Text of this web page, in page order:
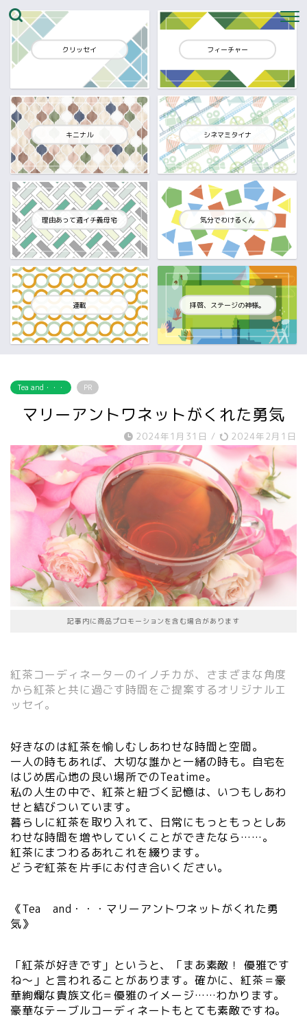
クリッセイ フィーチャー
キニナル シネマミタイナ
理由あって週イチ義母宅 気分でわけるくん
連載 拝啓、ステージの神様。
Tea and・・・ PR
マリーアントワネットがくれた勇気
2024年1月31日 / 2024年2月1日
記事内に商品プロモーションを含む場合があります
紅茶コーディネーターのイノチカが、さまざまな角度
から紅茶と共に過ごす時間をご提案するオリジナルエ
ッセイ。
好きなのは紅茶を愉しむしあわせな時間と空間。
一人の時もあれば、大切な誰かと一緒の時も。自宅を
はじめ居心地の良い場所でのTeatime。
私の人生の中で、紅茶と紐づく記憶は、いつもしあわ
せと結びついています。
暮らしに紅茶を取り入れて、日常にもっともっとしあ
わせな時間を増やしていくことができたなら……。
紅茶にまつわるあれこれを綴ります。
どうぞ紅茶を片手にお付き合いください。
《Tea and・・・マリーアントワネットがくれた勇
気》
「紅茶が好きです」というと、「まあ素敵！ 優雅です
ね～」と言われることがあります。確かに、紅茶＝豪
華絢爛な貴族文化＝優雅のイメージ……わかります。
豪華なテーブルコーディネートもとても素敵ですね。